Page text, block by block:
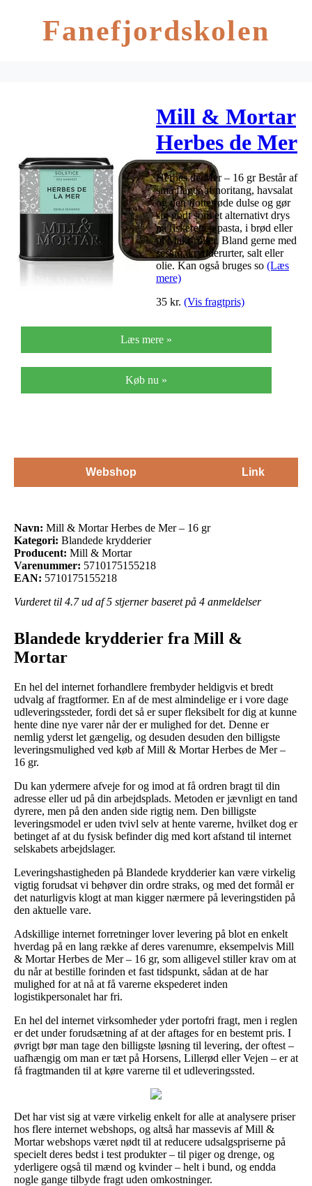
Fanefjordskolen
Mill & Mortar
Herbes de Mer
– 16 gr
Herbes de Mer – 16 gr Består af
små flager af noritang, havsalat
og den flotte røde dulse og gør
sig godt som et alternativt drys
på fiskeretter, pasta, i brød eller
til Maki-ruller. Bland gerne med
sesam, krydderurter, salt eller
olie. Kan også bruges so (Læs
mere)
35 kr. (Vis fragtpris)
Læs mere »
Køb nu »
Webshop Link
Navn: Mill & Mortar Herbes de Mer – 16 gr
Kategori: Blandede krydderier
Producent: Mill & Mortar
Varenummer: 5710175155218
EAN: 5710175155218
Vurderet til 4.7ud af 5 stjerner baseret på 4 anmeldelser
Blandede krydderier fra Mill &
Mortar
En hel del internet forhandlere frembyder heldigvis et bredt
udvalg af fragtformer. En af de mest almindelige er i vore dage
udleveringssteder, fordi det så er super fleksibelt for dig at kunne
hente dine nye varer når der er mulighed for det. Denne er
nemlig yderst let gængelig, og desuden desuden den billigste
leveringsmulighed ved køb af Mill & Mortar Herbes de Mer –
16 gr.
Du kan ydermere afveje for og imod at få ordren bragt til din
adresse eller ud på din arbejdsplads. Metoden er jævnligt en tand
dyrere, men på den anden side rigtig nem. Den billigste
leveringsmodel er uden tvivl selv at hente varerne, hvilket dog er
betinget af at du fysisk befinder dig med kort afstand til internet
selskabets arbejdslager.
Leveringshastigheden på Blandede krydderier kan være virkelig
vigtig forudsat vi behøver din ordre straks, og med det formål er
det naturligvis klogt at man kigger nærmere på leveringstiden på
den aktuelle vare.
Adskillige internet forretninger lover levering på blot en enkelt
hverdag på en lang række af deres varenumre, eksempelvis Mill
& Mortar Herbes de Mer – 16 gr, som alligevel stiller krav om at
du når at bestille forinden et fast tidspunkt, sådan at de har
mulighed for at nå at få varerne ekspederet inden
logistikpersonalet har fri.
En hel del internet virksomheder yder portofri fragt, men i reglen
er det under forudsætning af at der aftages for en bestemt pris. I
øvrigt bør man tage den billigste løsning til levering, der oftest –
uafhængig om man er tæt på Horsens, Lillerød eller Vejen – er at
få fragtmanden til at køre varerne til et udleveringssted.
Det har vist sig at være virkelig enkelt for alle at analysere priser
hos flere internet webshops, og altså har massevis af Mill &
Mortar webshops været nødt til at reducere udsalgspriserne på
specielt deres bedst i test produkter – til piger og drenge, og
yderligere også til mænd og kvinder – helt i bund, og endda
nogle gange tilbyde fragt uden omkostninger.